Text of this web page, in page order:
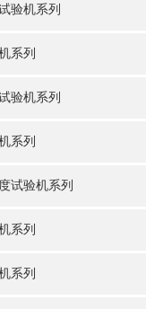
验机系列
系列
验机系列
系列
试验机系列
系列
系列